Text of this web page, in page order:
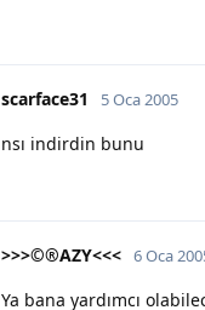
scarface31 5 Oca 2005
nsı indirdin bunu
>>>©®AZY<<< 6 Oca
Ya bana yardımcı